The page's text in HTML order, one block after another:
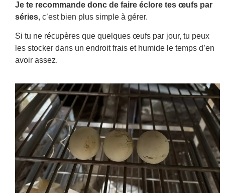
Je te recommande donc de faire éclore tes œufs par
séries, c’est bien plus simple à gérer.
Si tu ne récupères que quelques œufs par jour, tu peux
les stocker dans un endroit frais et humide le temps d’en
avoir assez.